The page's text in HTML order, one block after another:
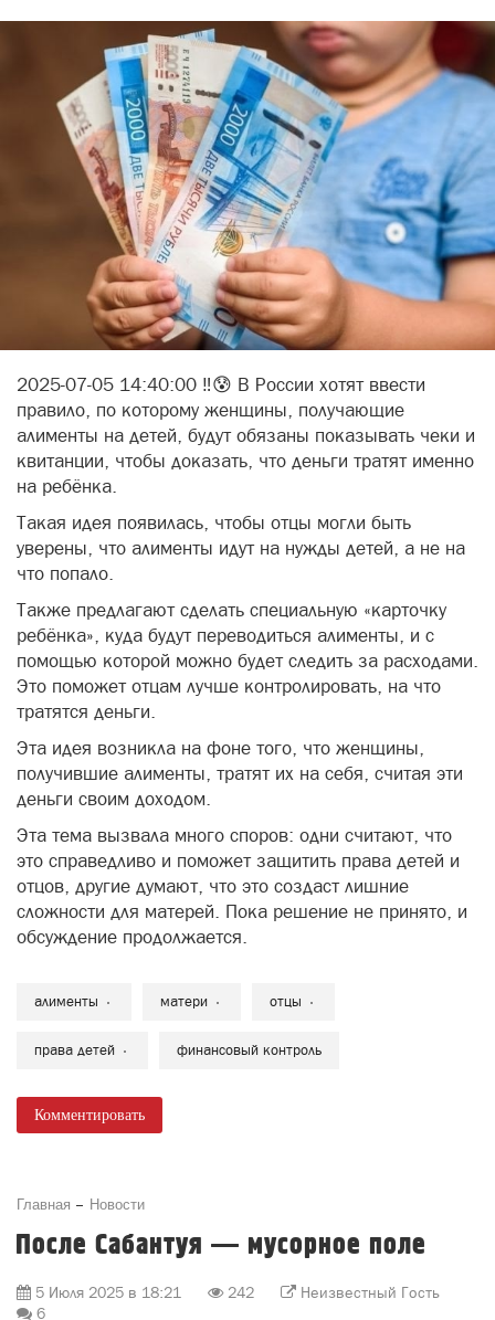
2025-07-05 14:40:00 ‼️😰 В России хотят ввести
правило, по которому женщины, получающие
алименты на детей, будут обязаны показывать чеки и
квитанции, чтобы доказать, что деньги тратят именно
на ребёнка.
Такая идея появилась, чтобы отцы могли быть
уверены, что алименты идут на нужды детей, а не на
что попало.
Также предлагают сделать специальную «карточку
ребёнка», куда будут переводиться алименты, и с
помощью которой можно будет следить за расходами.
Это поможет отцам лучше контролировать, на что
тратятся деньги.
Эта идея возникла на фоне того, что женщины,
получившие алименты, тратят их на себя, считая эти
деньги своим доходом.
Эта тема вызвала много споров: одни считают, что
это справедливо и поможет защитить права детей и
отцов, другие думают, что это создаст лишние
сложности для матерей. Пока решение не принято, и
обсуждение продолжается.
алименты матери отцы
права детей финансовый контроль
Комментировать
Главная Новости
После Сабантуя — мусорное поле
5 Июля 2025 в 18:21 242
Неизвестный Гость
6